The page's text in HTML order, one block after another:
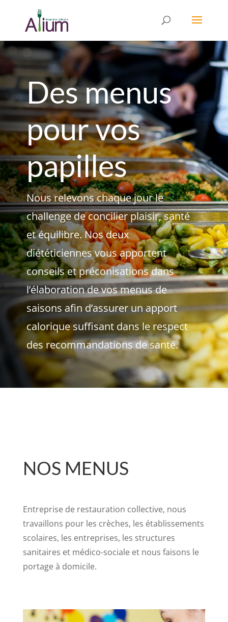
Des menus
pour vos
papilles
Nous relevons chaque jour le
challenge de concilier plaisir, santé
et équilibre. Nos deux
diététiciennes vous apportent
conseils et préconisations dans
l’élaboration de vos menus de
saisons afin d’assurer un apport
calorique suffisant dans le respect
des recommandations de santé.
NOS MENUS
Entreprise de restauration collective, nous
travaillons pour les crèches, les établissements
scolaires, les entreprises, les structures
sanitaires et médico-sociale et nous faisons le
portage à domicile.